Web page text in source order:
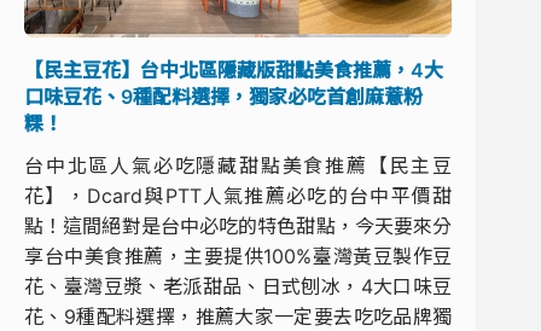
【民主豆花】台中北區隱藏版甜點美食推薦，4大
口味豆花、9種配料選擇，獨家必吃首創麻薏粉
粿！
台中北區人氣必吃隱藏甜點美食推薦【民主豆
花】，Dcard與PTT人氣推薦必吃的台中平價甜
點！這間絕對是台中必吃的特色甜點，今天要來分
享台中美食推薦，主要提供100%臺灣黃豆製作豆
花、臺灣豆漿、老派甜品、日式刨冰，4大口味豆
花、9種配料選擇，推薦大家一定要去吃吃品牌獨